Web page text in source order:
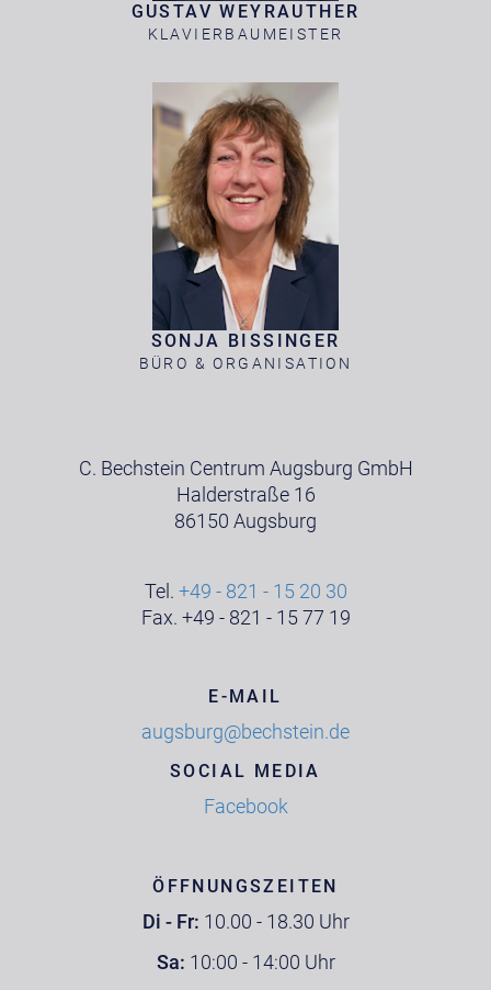
GUSTAV WEYRAUTHER
KLAVIERBAUMEISTER
SONJA BISSINGER
BÜRO & ORGANISATION
C. Bechstein Centrum Augsburg GmbH
Halderstraße 16
86150 Augsburg
Tel. +49 - 821 - 15 20 30
Fax. +49 - 821 - 15 77 19
E-MAIL
augsburg@bechstein.de
SOCIAL MEDIA
Facebook
ÖFFNUNGSZEITEN
Di - Fr: 10.00 - 18.30 Uhr
Sa: 10:00 - 14:00 Uhr